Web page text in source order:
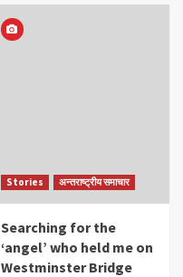
Stories अन्तराष्ट्रीय समाचार
Searching for the
‘angel’ who held me on
Westminster Bridge